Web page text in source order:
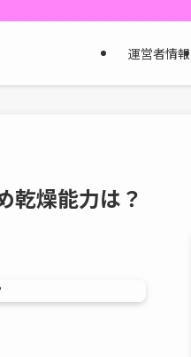
運営者情報
乾燥能力は？